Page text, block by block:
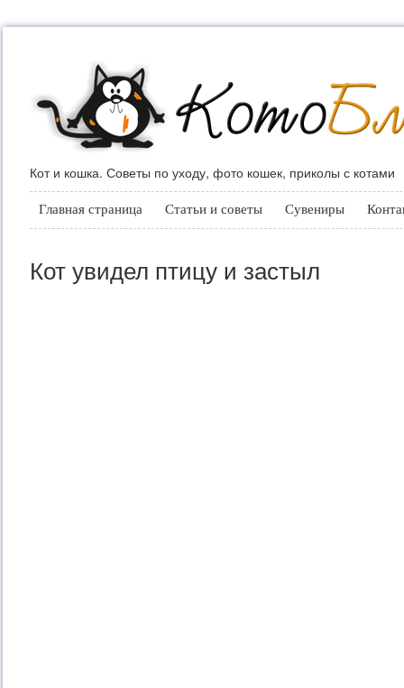
Кот и кошка. Советы по уходу, фото кошек, приколы с котами
Главная страница Статьи и советы Сувениры
Кот увидел птицу и застыл